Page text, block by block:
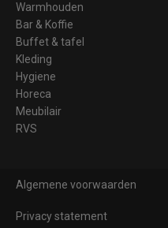
Warmhouden
Bar & Koffie
Buffet & tafel
Kleding
Hygiene
Horeca
Meubilair
RVS
Algemene voorwaarden
Privacy statement